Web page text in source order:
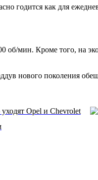
годится как для
об/мин. Кроме того, на
нового поколения
Opel и Chevrolet